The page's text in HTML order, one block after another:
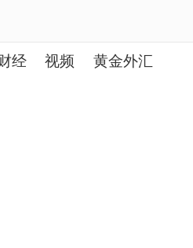
经 视频 黄金外汇